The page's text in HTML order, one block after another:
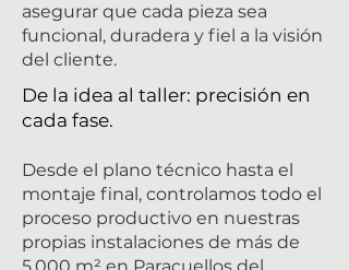
asegurar que cada pieza sea
funcional, duradera y fiel a la visión
del cliente.
De la idea al taller: precisión en
cada fase.
Desde el plano técnico hasta el
montaje final, controlamos todo el
proceso productivo en nuestras
propias instalaciones de más de